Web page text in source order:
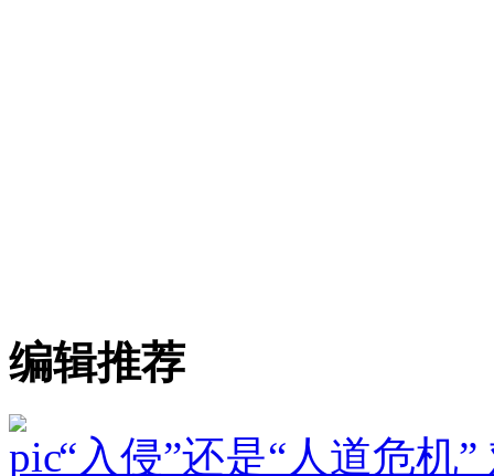
编辑推荐
“入侵”还是“人道危机